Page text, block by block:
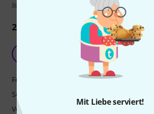
Mit Liebe serviert!
Bewertungsrichtlinien
2Rezensionen
Sehr schöner Klang
Hannilein 30.09.2024
Features
Sound
Verarbeitung